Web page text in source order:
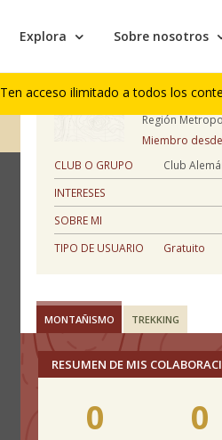
Explora Sobre nosotros
Ten acceso ilimitado a todos los
PERFIL
51 años
Región
Miembro
CLUB O GRUPO
Club
INTERESES
SOBRE MI
TIPO DE USUARIO
Gratuito
MONTAÑISMO TREKKING
RESUMEN DE MIS
0 0